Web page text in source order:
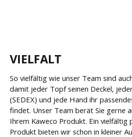
VIELFALT
So vielfältig wie unser Team sind
damit jeder Topf seinen Deckel,
(SEDEX) und jede Hand ihr
findet. Unser Team berät Sie gerne
Ihrem Kaweco Produkt. Ein vielfältig
Produkt bieten wir schon in kleiner